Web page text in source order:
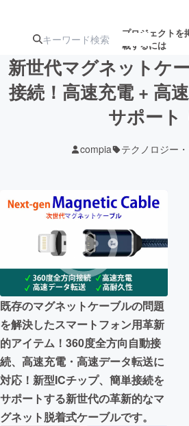
プロジェクトを
載するには
注目の新着プロ
募
テクノロジー・ガジェット
映像・映画
ビジネス・起業
まちづくり・地域活性化
CAMPFIRE for Social Good
CAMPFIREふるさと納税machi-
新世代マグネットケ
接続！高速充電 + 高
サポート
compia テクノロジー
既存のマグネットケーブルの問題
を解決したスマートフォン用革新
的アイテム！360度全方向自動接
続、高速充電・高速データ転送に
対応！新型​​ICチップ、簡単接続を
サポートする新世代の革新的なマ
グネット脱着式ケーブルです。